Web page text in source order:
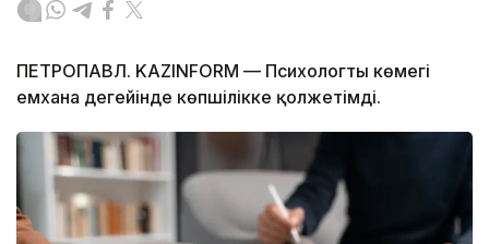
ПЕТРОПАВЛ. KAZINFORM — Психологтың көмегі
емхана деңгейінде көпшілікке қолжетімді.